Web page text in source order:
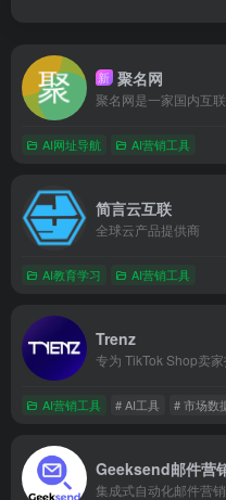
新 聚名网
AI网址导航 AI营销工具
简言云互联
全球云产品提供商
AI教育学习 AI营销工具
Trenz
专为 TikTok Shop卖家
AI营销工具 # AI工具 # 市场数
Geeksend邮件营
集成式自动化邮件营